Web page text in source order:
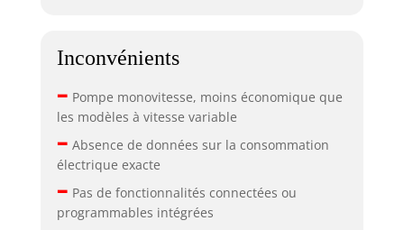
Inconvénients
– Pompe monovitesse, moins économique que
les modèles à vitesse variable
– Absence de données sur la consommation
électrique exacte
– Pas de fonctionnalités connectées ou
programmables intégrées